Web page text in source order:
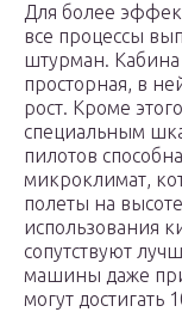
Для более
все процессы
штурман. Кабина
просторная, в
рост. Кроме
специальным
пилотов
микроклимат,
полеты на
использования
сопутствуют
машины даже
могут достигать